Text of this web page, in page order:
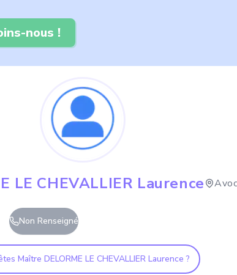
nous !
LE CHEVALLIER Laurence
Non Renseigné
Maître DELORME LE CHEVALLIER Laurence ?